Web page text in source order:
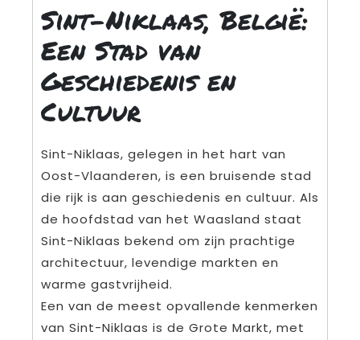
Sint-Niklaas, België:
Een Stad van
Geschiedenis en
Cultuur
Sint-Niklaas, gelegen in het hart van
Oost-Vlaanderen, is een bruisende stad
die rijk is aan geschiedenis en cultuur. Als
de hoofdstad van het Waasland staat
Sint-Niklaas bekend om zijn prachtige
architectuur, levendige markten en
warme gastvrijheid.
Een van de meest opvallende kenmerken
van Sint-Niklaas is de Grote Markt, met